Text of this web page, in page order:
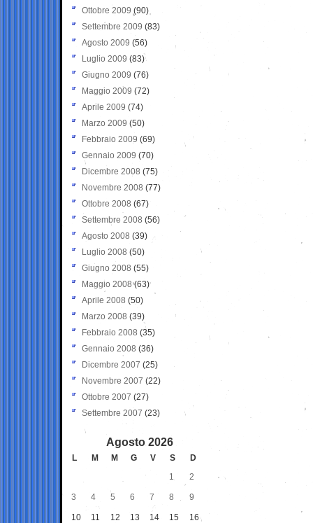
Ottobre 2009 (90)
Settembre 2009 (83)
Agosto 2009 (56)
Luglio 2009 (83)
Giugno 2009 (76)
Maggio 2009 (72)
Aprile 2009 (74)
Marzo 2009 (50)
Febbraio 2009 (69)
Gennaio 2009 (70)
Dicembre 2008 (75)
Novembre 2008 (77)
Ottobre 2008 (67)
Settembre 2008 (56)
Agosto 2008 (39)
Luglio 2008 (50)
Giugno 2008 (55)
Maggio 2008(63)
Aprile 2008 (50)
Marzo 2008 (39)
Febbraio 2008 (35)
Gennaio 2008 (36)
Dicembre 2007 (25)
Novembre 2007 (22)
Ottobre 2007 (27)
Settembre 2007 (23)
Agosto 2026
L M M G V S
D
1
2
3 4 5 6 7 8 9
10 11 12 13 14 15 16